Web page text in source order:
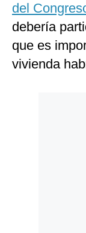
del
debería
que es
vivienda